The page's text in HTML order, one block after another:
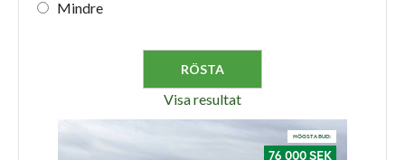
Mindre
Visa resultat